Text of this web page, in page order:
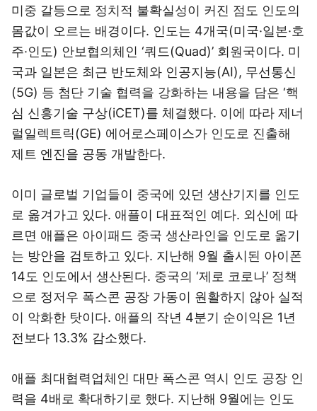
미중 갈등으로 정치적 불확실성이 커진 점도 인도의
몸값이 오르는 배경이다. 인도는 4개국(미국·일본·호
주·인도) 안보협의체인 ‘쿼드(Quad)’ 회원국이다. 미
국과 일본은 최근 반도체와 인공지능(AI), 무선통신
(5G) 등 첨단 기술 협력을 강화하는 내용을 담은 ‘핵
심 신흥기술 구상(iCET)를 체결했다. 이에 따라 제너
럴일렉트릭(GE) 에어로스페이스가 인도로 진출해
제트 엔진을 공동 개발한다.
이미 글로벌 기업들이 중국에 있던 생산기지를 인도
로 옮겨가고 있다. 애플이 대표적인 예다. 외신에 따
르면 애플은 아이패드 중국 생산라인을 인도로 옮기
는 방안을 검토하고 있다. 지난해 9월 출시된 아이폰
14도 인도에서 생산된다. 중국의 ‘제로 코로나’ 정책
으로 정저우 폭스콘 공장 가동이 원활하지 않아 실적
이 악화한 탓이다. 애플의 작년 4분기 순이익은 1년
전보다 13.3% 감소했다.
애플 최대협력업체인 대만 폭스콘 역시 인도 공장 인
력을 4배로 확대하기로 했다. 지난해 9월에는 인도